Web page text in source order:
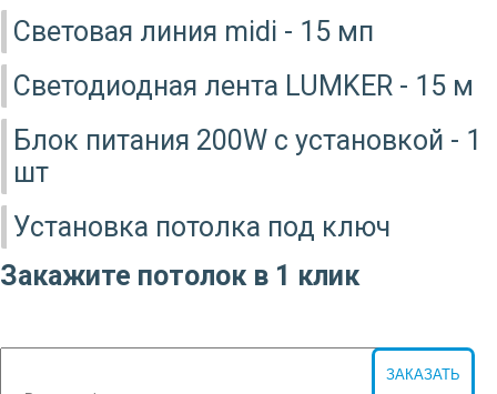
Световая линия midi - 15 мп
Светодиодная лента LUMKER - 15 м
Блок питания 200W с установкой - 1
шт
Установка потолка под ключ
Закажите потолок в 1 клик